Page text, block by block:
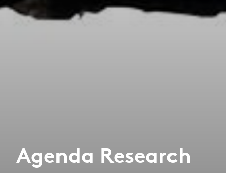
Agenda Research